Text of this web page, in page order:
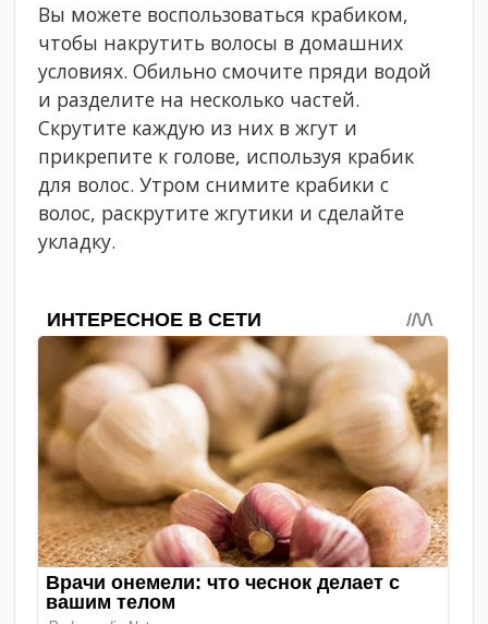
Вы можете воспользоваться крабиком,
чтобы накрутить волосы в домашних
условиях. Обильно смочите пряди водой
и разделите на несколько частей.
Скрутите каждую из них в жгут и
прикрепите к голове, используя крабик
для волос. Утром снимите крабики с
волос, раскрутите жгутики и сделайте
укладку.